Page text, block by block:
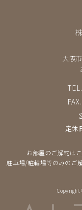
大阪
FAX.
定休
お部屋のご解約は
駐車場/駐輪場等のみのご
Copyright